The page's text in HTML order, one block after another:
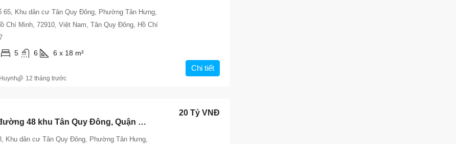
65, Khu dân cư Tân Quy Đông, Phường Tân Hưng,
Chí Minh, 72910, Việt Nam, Tân Quy Đông, Hồ Chí
5 6 6 x 18 m²
Chi tiết
12 tháng trước
Bán nhà đường 48 khu Tân Quy Đông, Quận 7 – Sổ hồng, giá 20 tỷ
20 Tỷ VNĐ
Khu dân cư Tân Quy Đông, Phường Tân Hưng,